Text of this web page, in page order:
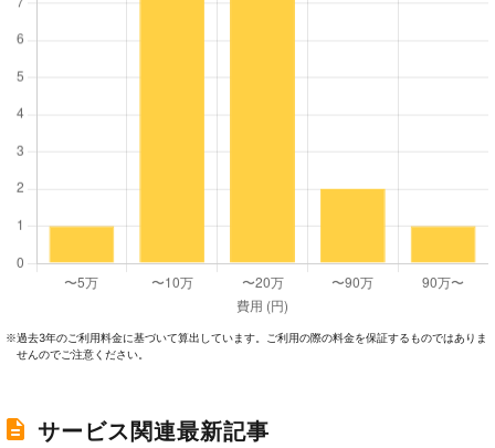
※過去3年のご利⽤料⾦に基づいて算出しています。ご利⽤の際の料⾦を保証するものではありま
せんのでご注意ください。
サービス関連最新記事